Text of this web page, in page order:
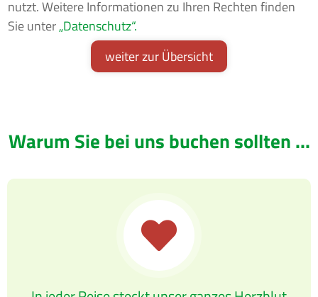
nutzt. Weitere Informationen zu Ihren Rechten finden
Sie unter„Datenschutz“.
Warum Sie bei uns buchen sollten ...